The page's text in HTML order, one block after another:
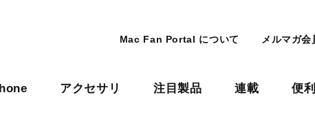
Mac Fan Portal について メルマガ会
アクセサリ 注目製品 連載 便